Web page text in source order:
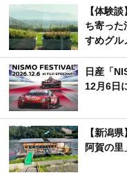
【体験
ち寄った
すめグル
日産「
12月6日
【新潟
阿賀の里